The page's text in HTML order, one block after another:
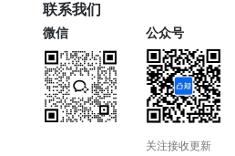
联系我们
微信 公众号
关注接收更新